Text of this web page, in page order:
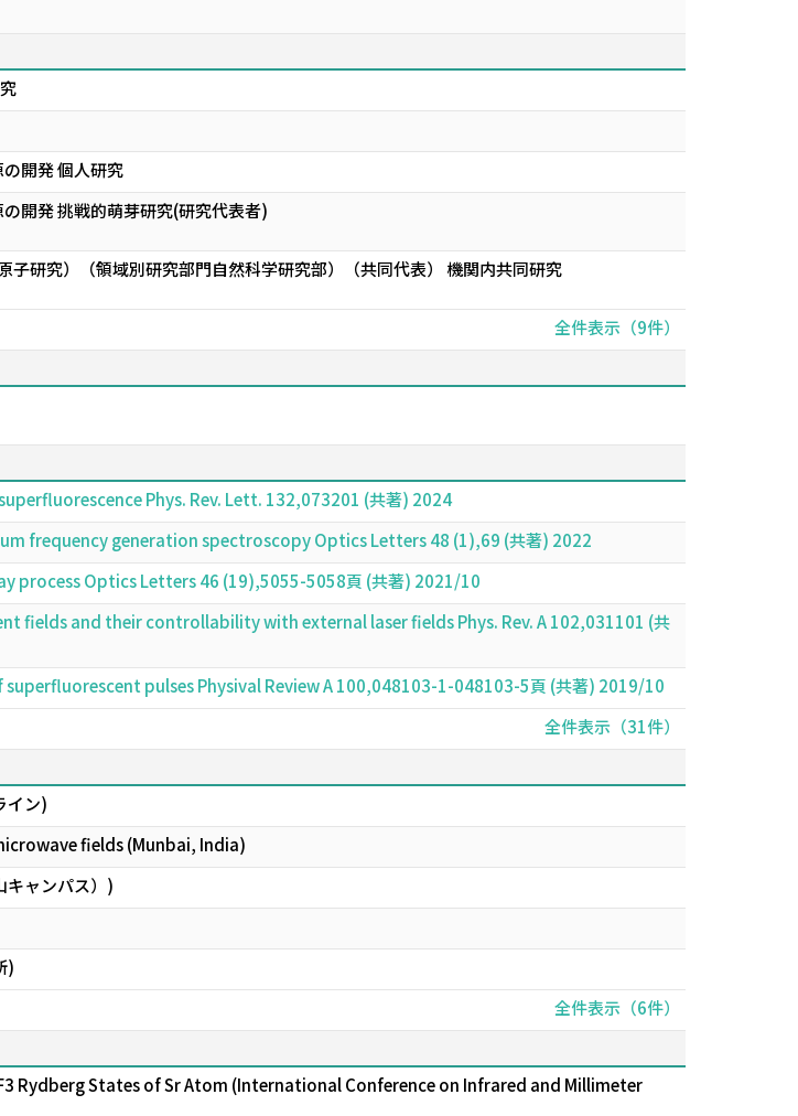
開発 個人研究
開発 挑戦的萌芽研究(研究代表者)
研究）（領域別研究部門自然科学研究部）（共同代表） 機関内共同研究
全件表示（9件）
Phys. Rev. Lett. 132,073201 (共著) 2024
frequency generation spectroscopy Optics Letters 48 (1),69 (共著) 2022
Optics Letters 46 (19),5055-5058頁 (共著) 2021/10
fields and their controllability with external laser fields Phys. Rev. A 102,031101 (共
pulses Physival Review A 100,048103-1-048103-5頁 (共著) 2019/10
全件表示（31件）
イン)
fields (Munbai, India)
キャンパス）)
)
全件表示（6件）
Rydberg States of Sr Atom (International Conference on Infrared and Millimeter